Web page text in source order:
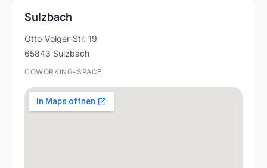
Sulzbach
Otto-Volger-Str. 19
65843 Sulzbach
COWORKING-SPACE